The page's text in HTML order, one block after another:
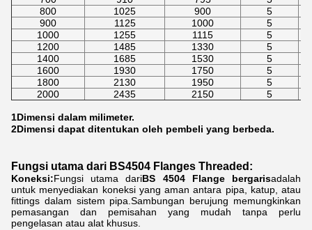
800
1025 900
5
900
1125 1000
5
1000
1255 1115
5
1200
1485 1330
5
1400
1685 1530
5
1600
1930 1750
5
1800
2130 1950
5
2000
2435 2150 5
1Dimensi dalam milimeter.
2Dimensi dapat ditentukan oleh pembeli yang berbeda.
Fungsi utama dari BS4504 Flanges Threaded:
Koneksi:Fungsi utama dariBS 4504 Flange bergarisadalah
untuk menyediakan koneksi yang aman antara pipa, katup, atau
fittings dalam sistem pipa.Sambungan berujung memungkinkan
pemasangan dan pemisahan yang mudah tanpa perlu
pengelasan atau alat khusus.